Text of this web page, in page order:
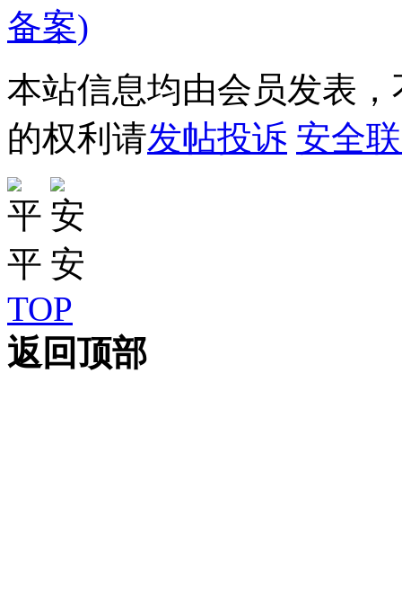
备案)
本站信息均由会员发表
的权利请发帖投诉 安全
TOP
返回顶部